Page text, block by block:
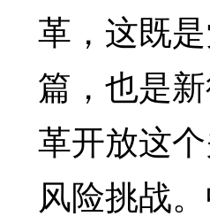
革，这既
篇，也是
革开放这
风险挑战